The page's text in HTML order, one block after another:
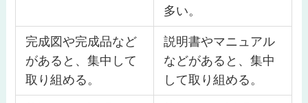
多い。
完成図や完成品など
があると、集中して
取り組める。
説明書やマニュアル
などがあると、集中
して取り組める。